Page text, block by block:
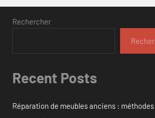
Rechercher
Recent Posts
Réparation de meubles anciens :